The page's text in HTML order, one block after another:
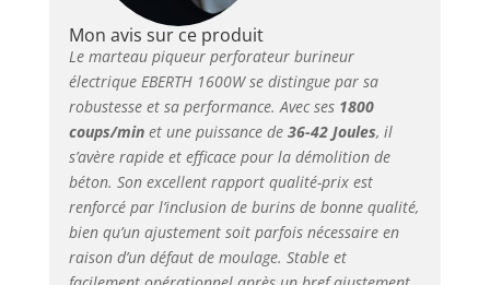
Mon avis sur ce produit
Le marteau piqueur perforateur burineur
électrique EBERTH 1600W se distingue par sa
robustesse et sa performance. Avec ses 1800
coups/minet une puissance de 36-42 Joules, il
s’avère rapide et efficace pour la démolition de
béton. Son excellent rapport qualité-prix est
renforcé par l’inclusion de burins de bonne qualité,
bien qu’un ajustement soit parfois nécessaire en
raison d’un défaut de moulage. Stable et